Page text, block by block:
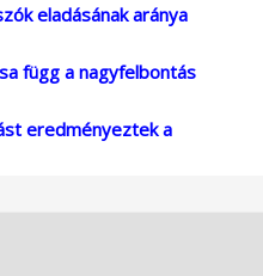
eladásának aránya
függ a nagyfelbontás
eredményeztek a